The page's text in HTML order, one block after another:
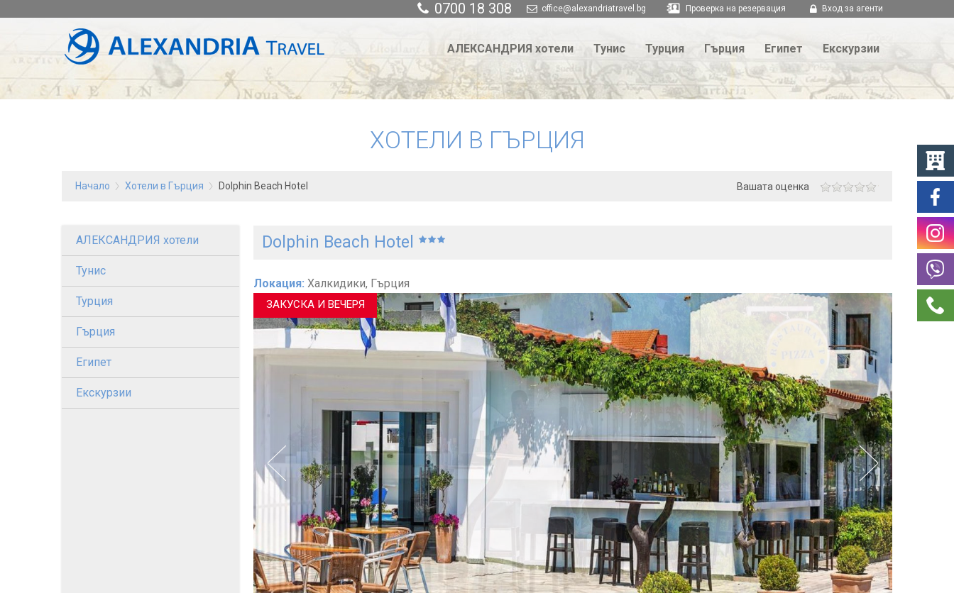
0700 18 308 office@alexandriatravel.bg Проверка на резервация Вход за агенти
АЛЕКСАНДРИЯ хотели Тунис Турция Гърция Египет Екскурзии
ХОТЕЛИ В ГЪРЦИЯ
Начало Хотели в Гърция Dolphin Beach Hotel Вашата оценка
АЛЕКСАНДРИЯ хотели
Тунис
Турция
Гърция
Египет
Екскурзии
Dolphin Beach Hotel
Локация: Халкидики, Гърция
ЗАКУСКА И ВЕЧЕРЯ